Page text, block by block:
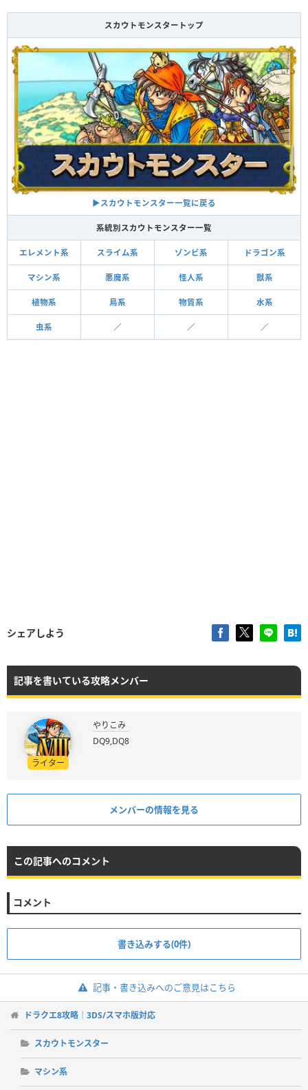
スカウトモンスタートップ
▶スカウトモンスター一覧に戻る
系統別スカウトモンスター一覧
エレメント系 スライム系 ゾンビ系 ドラゴン系
マシン系 悪魔系 怪人系 獣系
植物系 鳥系 物質系 水系
虫系 ／ ／ ／
シェアしよう
記事を書いている攻略メンバー
ライター
やりこみ
DQ9,DQ8
メンバーの情報を見る
この記事へのコメント
コメント
書き込みする(0件)
記事・書き込みへのご意見はこちら
ドラクエ8攻略｜3DS/スマホ版対応
スカウトモンスター
マシン系